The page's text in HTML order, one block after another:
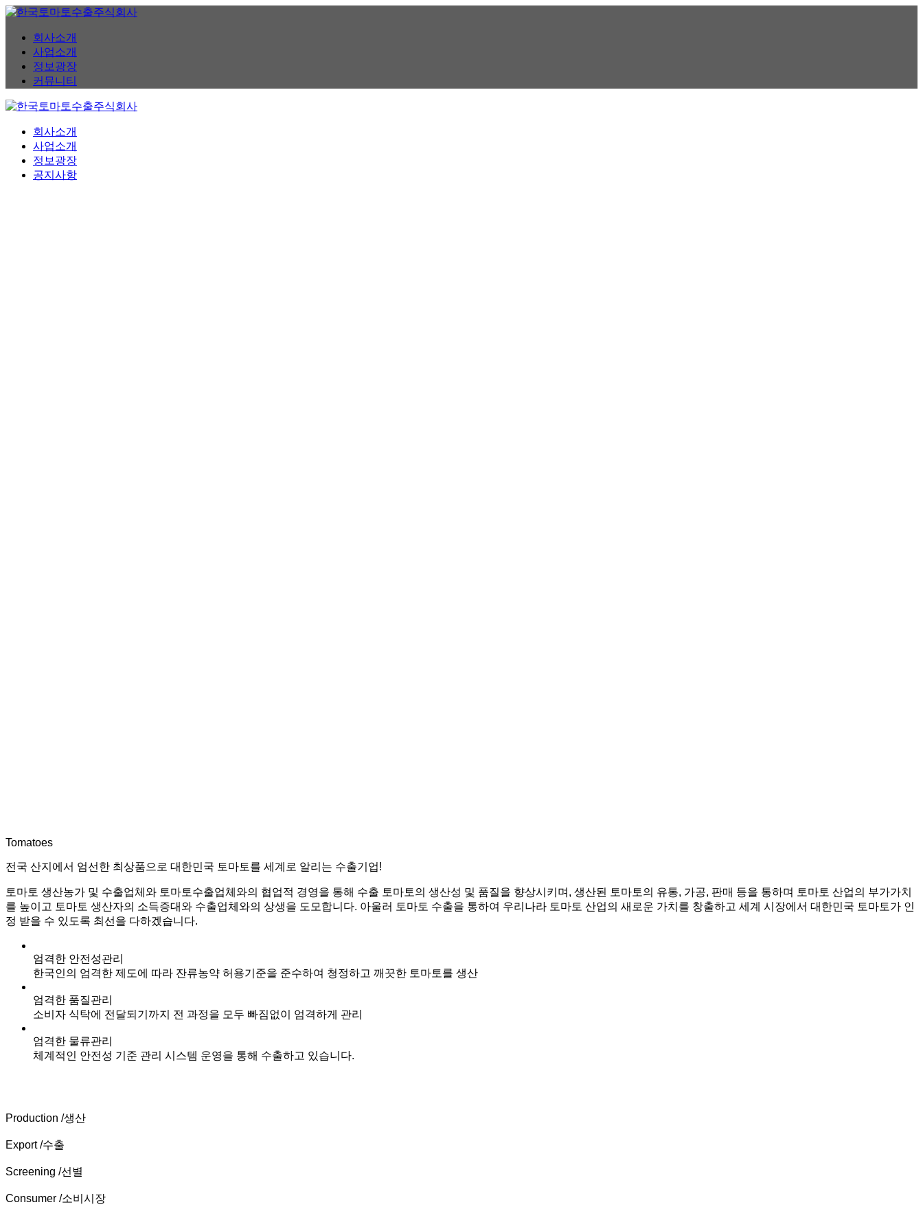
콘
가
기
회사소개
사업소개
정보광장
커뮤니티
회사소개
사업소개
정보광장
공지사항
Tomatoes
전국 산지에서 엄선한 최상품으로 대한민국 토마토를 세계로 알리는 수출기업!
토마토 생산농가 및 수출업체와 토마토수출업체와의 협업적 경영을 통해 수출 토마토의 생산성 및 품질을 향상시키며, 생산된 토마토의 유통, 가공, 판매 등을 통하며 토마토 산업의 부가가치
를 높이고 토마토 생산자의 소득증대와 수출업체와의 상생을 도모합니다. 아울러 토마토 수출을 통하여 우리나라 토마토 산업의 새로운 가치를 창출하고 세계 시장에서 대한민국 토마토가 인
정 받을 수 있도록 최선을 다하겠습니다.
엄격한 안전성관리
한국인의 엄격한 제도에 따라 잔류농약 허용기준을 준수하여 청정하고 깨끗한 토마토를 생산
엄격한 품질관리
소비자 식탁에 전달되기까지 전 과정을 모두 빠짐없이 엄격하게 관리
엄격한 물류관리
체계적인 안전성 기준 관리 시스템 운영을 통해 수출하고 있습니다.
Production /생산
Export/수출
Screening /선별
Consumer /소비시장